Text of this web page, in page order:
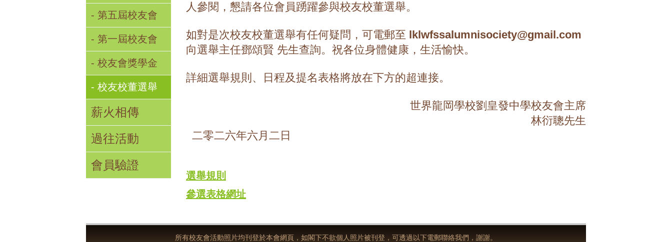
- 第五屆校友會
- 第一屆校友會
- 校友會獎學金
- 校友校董選舉
薪火相傳
過往活動
會員驗證
人參閱，懇請各位會員踴躍參與校友校董選舉。
如對是次校友校董選舉有任何疑問，可電郵至 lklwfssalumnisociety@gmail.com
向選舉主任鄧頌賢 先生查詢。祝各位身體健康，生活愉快。
詳細選舉規則、日程及提名表格將放在下方的超連接。
世界龍岡學校劉皇發中學校友會主席
林衍聰先生
二零二六年六月二日
選舉規則
參選表格網址
所有校友會活動照片均刊登於本會網頁，如閣下不欲個人照片被刊登，可透過以下電郵聯絡我們，謝謝。